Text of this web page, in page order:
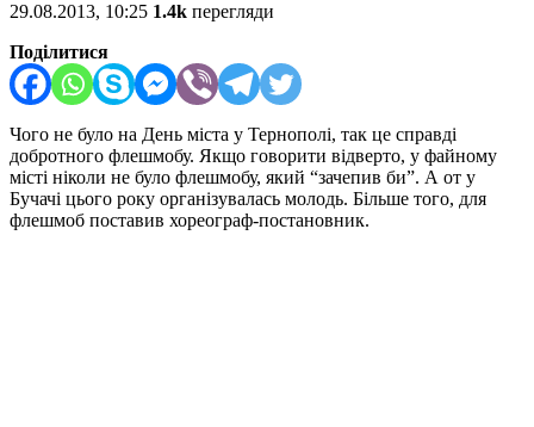
29.08.2013, 10:25 1.4k перегляди
Поділитися
Чого не було на День міста у Тернополі, так це справді
добротного флешмобу. Якщо говорити відверто, у файному
місті ніколи не було флешмобу, який “зачепив би”. А от у
Бучачі цього року організувалась молодь. Більше того, для
флешмоб поставив хореограф-постановник.